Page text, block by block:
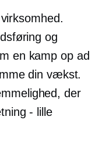
og
en kamp op ad
din vækst.
der
- lille